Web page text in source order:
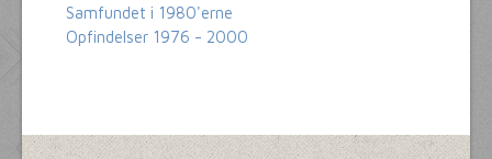
Samfundet i 1980'erne
Opfindelser 1976 - 2000